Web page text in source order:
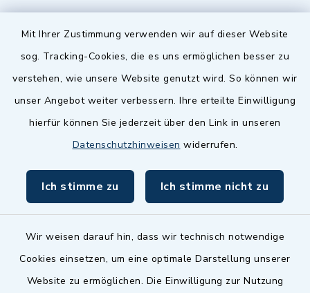
Mit Ihrer Zustimmung verwenden wir auf dieser Website
sog. Tracking-Cookies, die es uns ermöglichen besser zu
verstehen, wie unsere Website genutzt wird. So können wir
unser Angebot weiter verbessern. Ihre erteilte Einwilligung
hierfür können Sie jederzeit über den Link in unseren
Datenschutzhinweisen widerrufen.
Ich stimme zu Ich stimme nicht zu
Wir weisen darauf hin, dass wir technisch notwendige
Cookies einsetzen, um eine optimale Darstellung unserer
Website zu ermöglichen. Die Einwilligung zur Nutzung
Quicklinks
Zenngrund Allianz
Dillenberggruppe
inixmedia GmbH